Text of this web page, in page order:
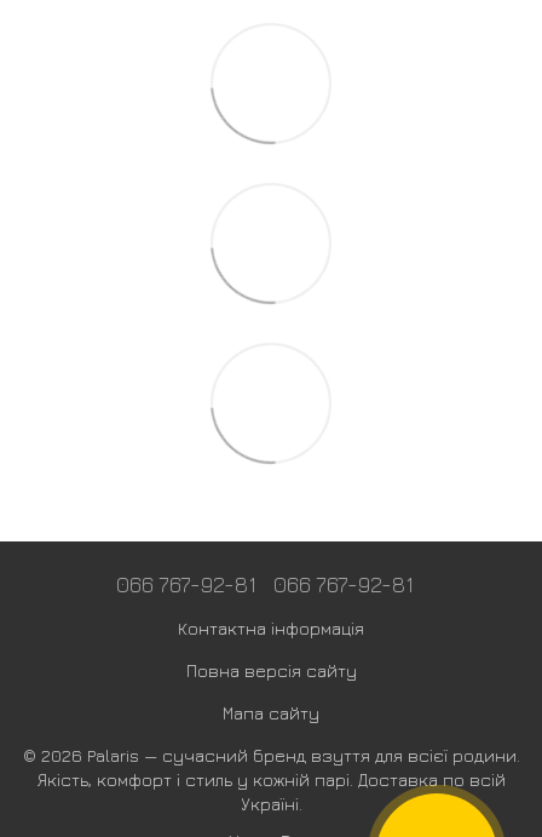
066 767-92-81 066 767-92-81
Контактна інформація
Повна версія сайту
Мапа сайту
© 2026 Palaris — сучасний бренд взуття для всієї родини.
Якість, комфорт і стиль у кожній парі. Доставка по всій
Україні.